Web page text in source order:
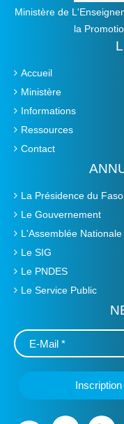
Ministère de
la
Accueil
Ministère
Informations
Ressources
Contact
La Présidence du Faso
Le Gouvernement
L'Assemblée Nationale
Le SIG
Le PNDES
Le Service Public